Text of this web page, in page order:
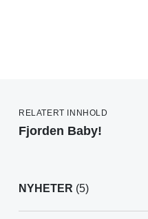
RELATERT INNHOLD
Fjorden Baby!
NYHETER (5)